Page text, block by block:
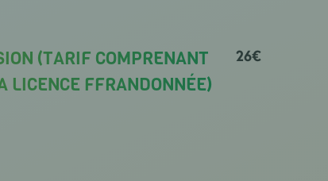
(TARIF COMPRENANT
LICENCE FFRANDONNÉE)
26€